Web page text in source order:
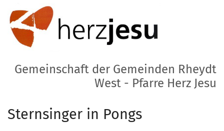
Zum Inhalt springen
Gemeinschaft der Gemeinden Rheydt
West - Pfarre Herz Jesu
Sternsinger in Pongs